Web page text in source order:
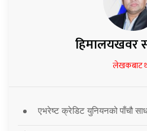
हिमालयखवर
लेखकबाट
एभरेष्ट क्रेडिट युनियनको पाँचौ